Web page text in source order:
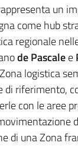
un
come hub
regionale
de Pascalee
logistica
di riferimento,
con le aree
di una Zona